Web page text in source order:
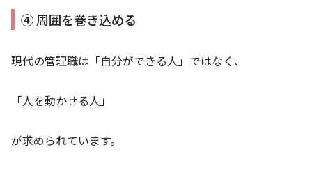
④ 周囲を巻き込める
現代の管理職は「自分ができる人」ではなく、
「人を動かせる人」
が求められています。